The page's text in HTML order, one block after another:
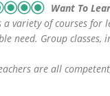
Want To
a variety of courses for
need. Group classes,
are all